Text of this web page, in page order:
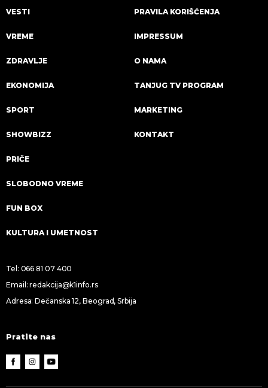
VESTI
VREME
ZDRAVLJE
EKONOMIJA
SPORT
SHOWBIZZ
PRIČE
SLOBODNO VREME
FUN BOX
KULTURA I UMETNOST
PRAVILA KORIŠĆENJA
IMPRESSUM
O NAMA
TANJUG TV PROGRAM
MARKETING
KONTAKT
Tel: 066 81 07 400
Email:redakcija@k1info.rs
Adresa: Dečanska 12, Beograd, Srbija
Pratite nas